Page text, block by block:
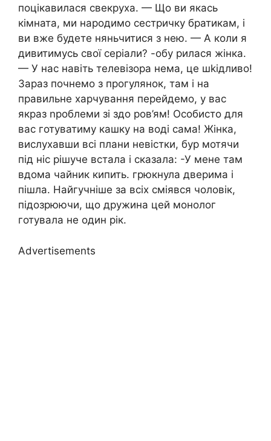
поцікавилася свекруха. — Що ви якась
кімната, ми народимо сестричку братикам, і
ви вже будете няньчитися з нею. — А коли я
дивитимусь свої серіали? -обу рилася жінка.
— У нас навіть телевізора нема, це шkідливо!
Зараз почнемо з прогулянок, там і на
правильне харчування перейдемо, у вас
якраз nроблеми зі здо ров’ям! Особисто для
вас готуватиму кашку на воді сама! Жінка,
вислухавши всі плани невістки, бур мотячи
під ніс рішуче встала і сказала: -У мене там
вдома чайник кипить. грюкнула дверима і
пішла. Найгучніше за всіх сміявся чоловік,
підозрюючи, що дружина цей монолог
готувала не один рік.
Advertisements